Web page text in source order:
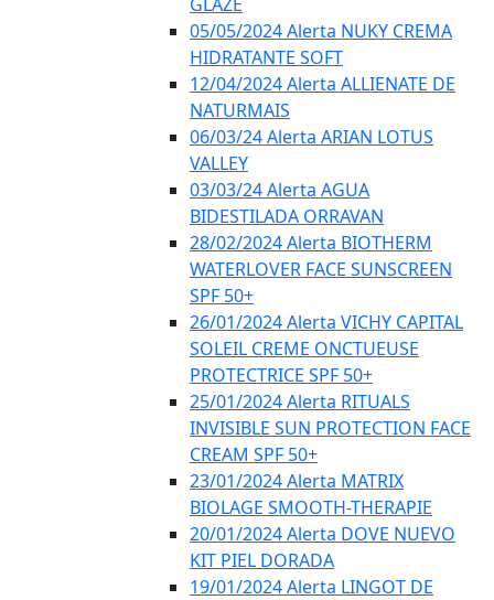
05/05/2024 Alerta NUKY CREMA
HIDRATANTE SOFT
12/04/2024 Alerta ALLIENATE DE
NATURMAIS
06/03/24 Alerta ARIAN LOTUS
VALLEY
03/03/24 Alerta AGUA
BIDESTILADA ORRAVAN
28/02/2024 Alerta BIOTHERM
WATERLOVER FACE SUNSCREEN
SPF 50+
26/01/2024 Alerta VICHY CAPITAL
SOLEIL CREME ONCTUEUSE
PROTECTRICE SPF 50+
25/01/2024 Alerta RITUALS
INVISIBLE SUN PROTECTION FACE
CREAM SPF 50+
23/01/2024 Alerta MATRIX
BIOLAGE SMOOTH-THERAPIE
20/01/2024 Alerta DOVE NUEVO
KIT PIEL DORADA
19/01/2024 Alerta LINGOT DE